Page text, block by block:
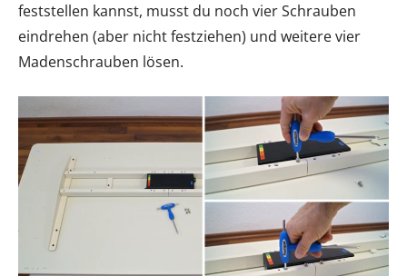
feststellen kannst, musst du noch vier Schrauben
eindrehen (aber nicht festziehen) und weitere vier
Madenschrauben lösen.